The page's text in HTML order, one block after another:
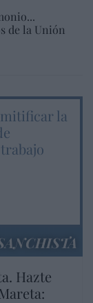
de la Unión
la
Hazte